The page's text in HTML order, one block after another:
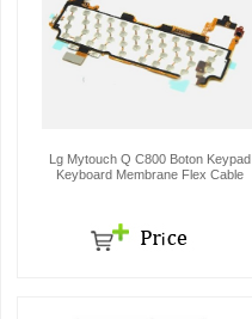
Lg Mytouch Q C800 Boton Keypad
Keyboard Membrane Flex Cable